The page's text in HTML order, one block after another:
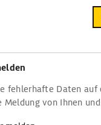
fehlerhafte Daten
Meldung von Ihnen